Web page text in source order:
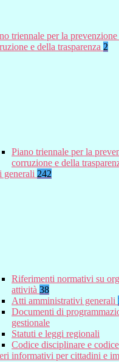
triennale per la prevenzione
e della trasparenza 2
Piano triennale per la
corruzione e della
generali 242
Riferimenti normativi su
attività 38
Atti amministrativi generali
Documenti di
gestionale
Statuti e leggi regionali
Codice disciplinare e
informativi per cittadini e